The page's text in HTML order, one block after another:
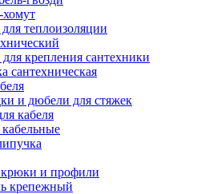
теплоизоляции
крепления сантехники
сантехническая
и дюбели для стяжек
кабеля
и профили
крепежный